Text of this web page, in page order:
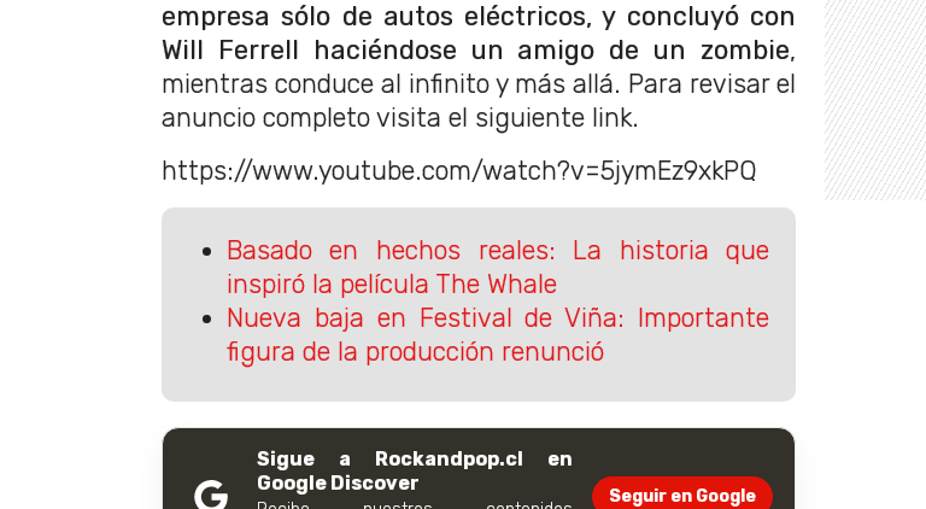
empresa sólo de autos eléctricos, y concluyó con
Will Ferrell haciéndose un amigo de un zombie,
mientras conduce al infinito y más allá. Para revisar el
anuncio completo visita el siguiente link.
https://www.youtube.com/watch?v=5jymEz9xkPQ
Basado en hechos reales: La historia que
inspiró la película The Whale
Nueva baja en Festival de Viña: Importante
figura de la producción renunció
Sigue a Rockandpop.cl en
Google Discover
Seguir en Google